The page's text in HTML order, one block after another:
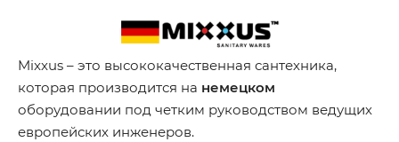
Mixxus – это высококачественная сантехника,
которая производится на немецком
оборудовании под четким руководством ведущих
европейских инженеров.